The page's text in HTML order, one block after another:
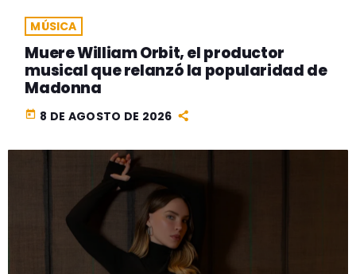
MÚSICA
Muere William Orbit, el productor
musical que relanzó la popularidad de
Madonna
today 8 DE AGOSTO DE 2026